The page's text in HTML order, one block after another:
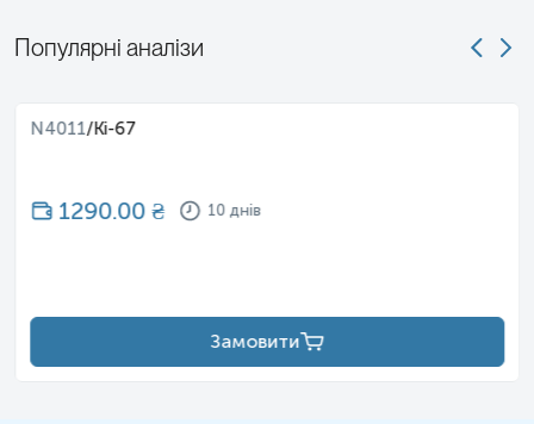
Популярні аналізи
N4011/Ki-67
1290.00₴ 10 днів
Замовити